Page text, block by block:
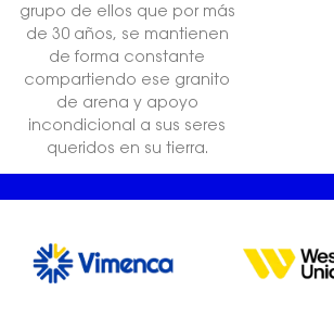
grupo de ellos que por más
de 30 años, se mantienen
de forma constante
compartiendo ese granito
de arena y apoyo
incondicional a sus seres
queridos en su tierra.